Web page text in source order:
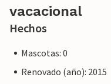
seguro de que le
servicio al cliente y su
alojamiento con un
vacacional
Hechos
Mascotas: 0
Renovado (año): 2015